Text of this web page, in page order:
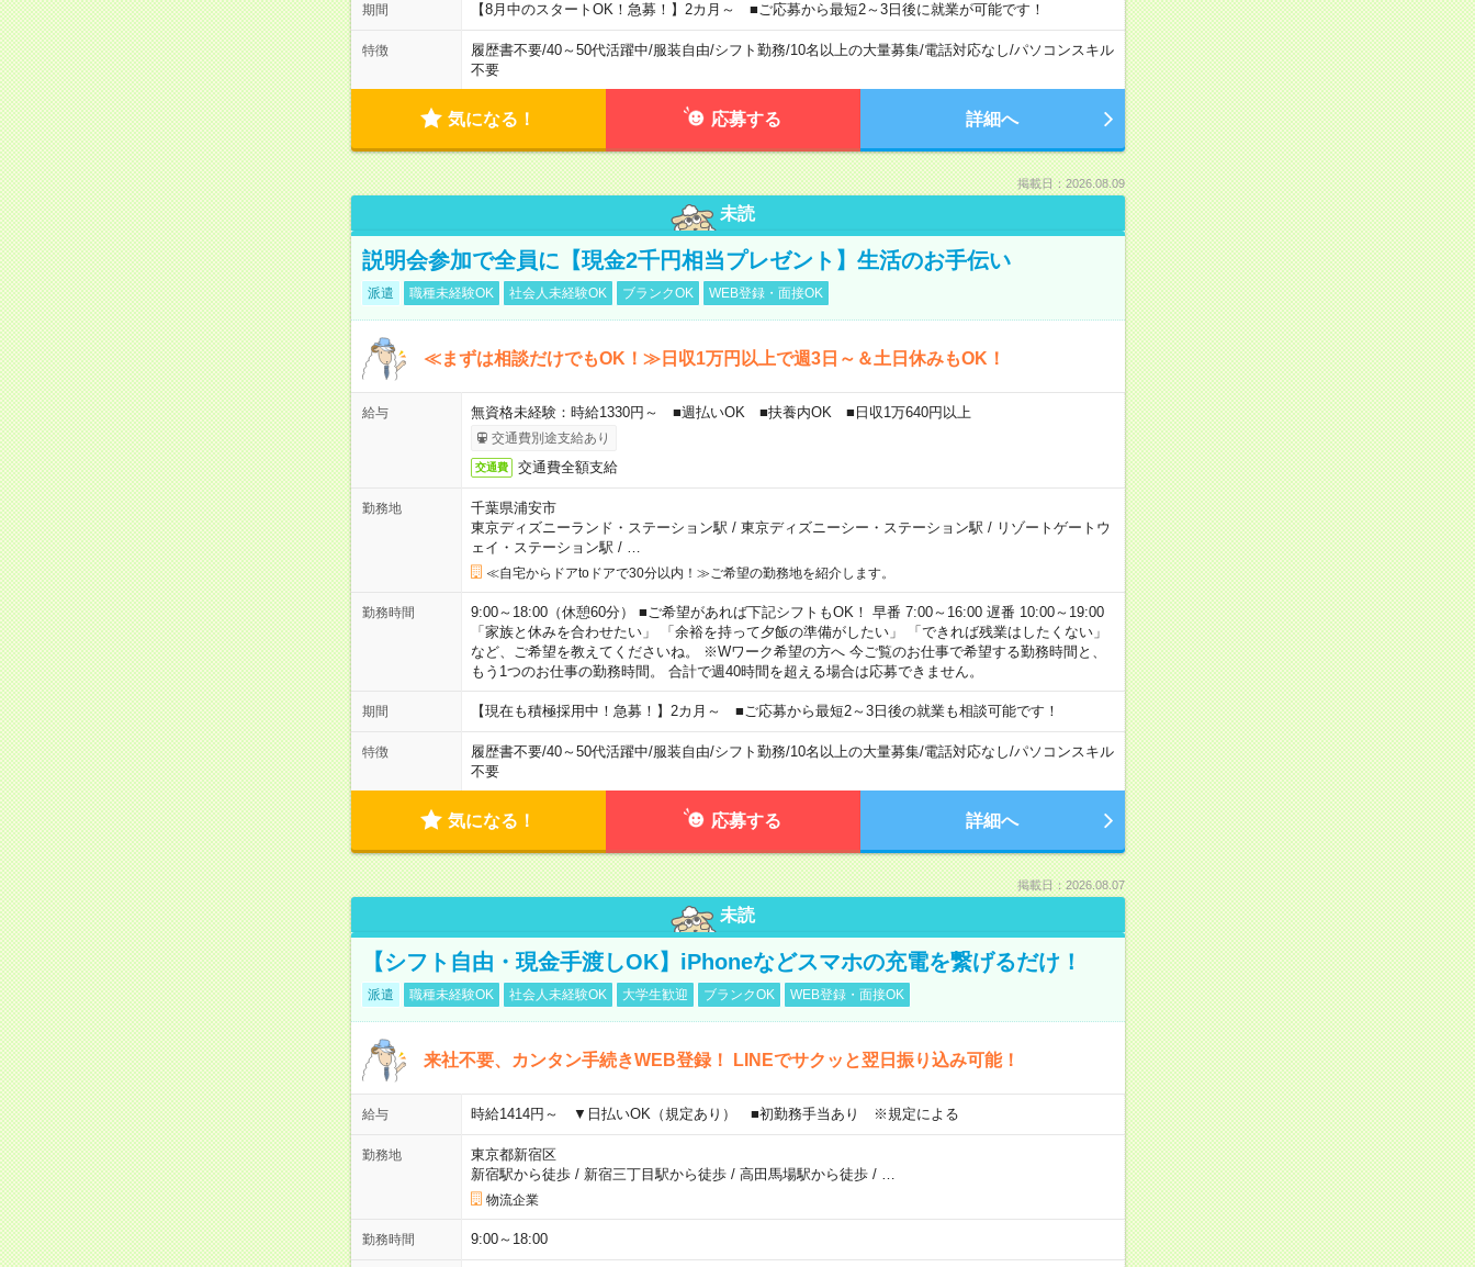
期間 【8月中のスタートOK！急募！】2カ月～ ■ご応募から最短2～3日後に就業が可能です！
特徴 履歴書不要/40～50代活躍中/服装自由/シフト勤務/10名以上の大量募集/電話対応なし/パソコンスキル
不要
気になる！ 応募する 詳細へ
掲載日：2026.08.09
未読
説明会参加で全員に【現金2千円相当プレゼント】生活のお手伝い
派遣 職種未経験OK 社会人未経験OK ブランクOK WEB登録・面接OK
≪まずは相談だけでもOK！≫日収1万円以上で週3日～＆土日休みもOK！
給与 無資格未経験：時給1330円～ ■週払いOK ■扶養内OK ■日収1万640円以上
交通費別途支給あり
交通費 交通費全額支給
勤務地
千葉県浦安市
東京ディズニーランド・ステーション駅 / 東京ディズニーシー・ステーション駅 / リゾートゲートウ
ェイ・ステーション駅 /
≪自宅からドアtoドアで30分以内！≫ご希望の勤務地を紹介します。
勤務時間
9:00～18:00（休憩60分） ■ご希望があれば下記シフトもOK！ 早番 7:00～16:00 遅番 10:00～19:00
「家族と休みを合わせたい」 「余裕を持って夕飯の準備がしたい」 「できれば残業はしたくない」
など、ご希望を教えてくださいね。 ※Wワーク希望の方へ 今ご覧のお仕事で希望する勤務時間と、
もう1つのお仕事の勤務時間。 合計で週40時間を超える場合は応募できません。
期間 【現在も積極採用中！急募！】2カ月～ ■ご応募から最短2～3日後の就業も相談可能です！
特徴 履歴書不要/40～50代活躍中/服装自由/シフト勤務/10名以上の大量募集/電話対応なし/パソコンスキル
不要
気になる！ 応募する 詳細へ
掲載日：2026.08.07
未読
【シフト自由・現金手渡しOK】iPhoneなどスマホの充電を繋げるだけ！
派遣 職種未経験OK 社会人未経験OK 大学生歓迎 ブランクOK WEB登録・面接OK
来社不要、カンタン手続きWEB登録！ LINEでサクッと翌日振り込み可能！
給与 時給1414円～ ▼日払いOK（規定あり） ■初勤務手当あり ※規定による
勤務地
東京都新宿区
新宿駅から徒歩/ 新宿三丁目駅から徒歩/ 高田馬場駅から徒歩/
物流企業
勤務時間 9:00～18:00